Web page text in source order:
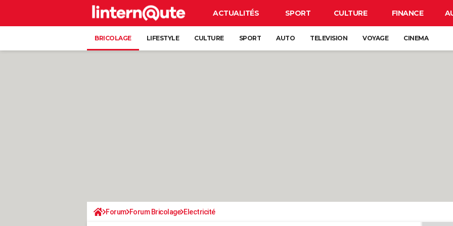
ACTUALITÉS SPORT CULTURE FINANCE
BRICOLAGE LIFESTYLE CULTURE SPORT AUTO TELEVISION VOYAGE CINEMA
Forum Forum Bricolage Electricité